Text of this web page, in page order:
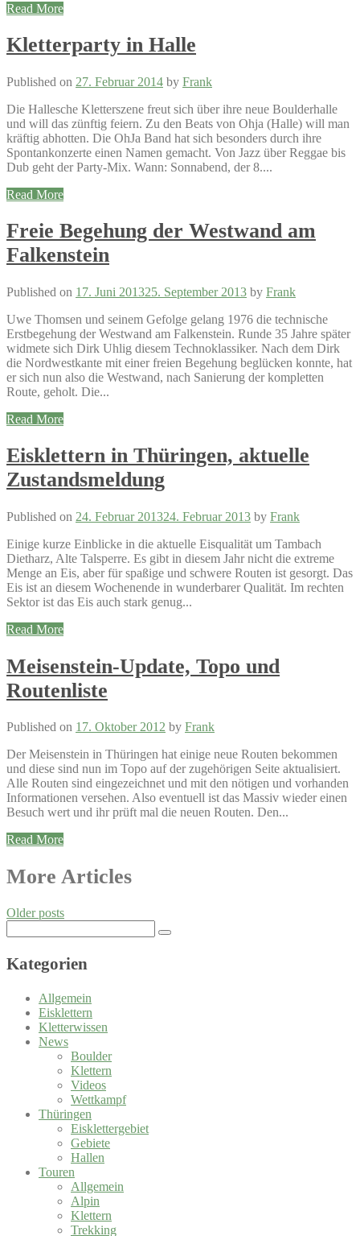
Read More
Kletterparty in Halle
Published on 27. Februar 2014 by Frank
Die Hallesche Kletterszene freut sich über ihre neue Boulderhalle
und will das zünftig feiern. Zu den Beats von Ohja (Halle) will man
kräftig abhotten. Die OhJa Band hat sich besonders durch ihre
Spontankonzerte einen Namen gemacht. Von Jazz über Reggae bis
Dub geht der Party-Mix. Wann: Sonnabend, der 8....
Read More
Freie Begehung der Westwand am
Falkenstein
Published on 17. Juni 201325. September 2013 by Frank
Uwe Thomsen und seinem Gefolge gelang 1976 die technische
Erstbegehung der Westwand am Falkenstein. Runde 35 Jahre später
widmete sich Dirk Uhlig diesem Technoklassiker. Nach dem Dirk
die Nordwestkante mit einer freien Begehung beglücken konnte, hat
er sich nun also die Westwand, nach Sanierung der kompletten
Route, geholt. Die...
Read More
Eisklettern in Thüringen, aktuelle
Zustandsmeldung
Published on 24. Februar 201324. Februar 2013 by Frank
Einige kurze Einblicke in die aktuelle Eisqualität um Tambach
Dietharz, Alte Talsperre. Es gibt in diesem Jahr nicht die extreme
Menge an Eis, aber für spaßige und schwere Routen ist gesorgt. Das
Eis ist an diesem Wochenende in wunderbarer Qualität. Im rechten
Sektor ist das Eis auch stark genug...
Read More
Meisenstein-Update, Topo und
Routenliste
Published on 17. Oktober 2012 by Frank
Der Meisenstein in Thüringen hat einige neue Routen bekommen
und diese sind nun im Topo auf der zugehörigen Seite aktualisiert.
Alle Routen sind eingezeichnet und mit den nötigen und vorhanden
Informationen versehen. Also eventuell ist das Massiv wieder einen
Besuch wert und ihr prüft mal die neuen Routen. Den...
Read More
Posts
navigation
More Articles
Older posts
for:
Kategorien
Allgemein
Eisklettern
Kletterwissen
News
Boulder
Klettern
Videos
Wettkampf
Thüringen
Eisklettergebiet
Gebiete
Hallen
Touren
Allgemein
Alpin
Klettern
Trekking